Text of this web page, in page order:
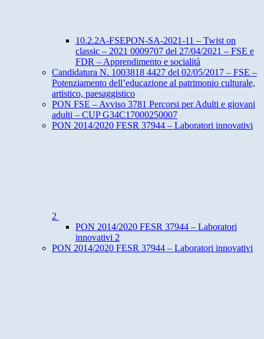
10.2.2A-FSEPON-SA-2021-11 – Twist on
classic – 2021 0009707 del 27/04/2021 – FSE e
FDR – Apprendimento e socialità
Candidatura N. 1003818 4427 del 02/05/2017 – FSE –
Potenziamento dell’educazione al patrimonio culturale,
artistico, paesaggistico
PON FSE – Avviso 3781 Percorsi per Adulti e giovani
adulti – CUP G34C17000250007
PON 2014/2020 FESR 37944 – Laboratori innovativi
2
PON 2014/2020 FESR 37944 – Laboratori
innovativi 2
PON 2014/2020 FESR 37944 – Laboratori innovativi